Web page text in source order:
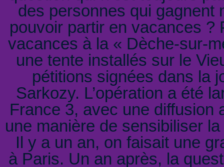
des personnes qui gagnent
pouvoir partir en vacances ?
vacances à la « Dèche-sur-
une tente installés sur le
pétitions signées dans la
Sarkozy. L’opération a été
France 3, avec une diffusion
une manière de sensibiliser
Il y a un an, on faisait une
à Paris. Un an après, la